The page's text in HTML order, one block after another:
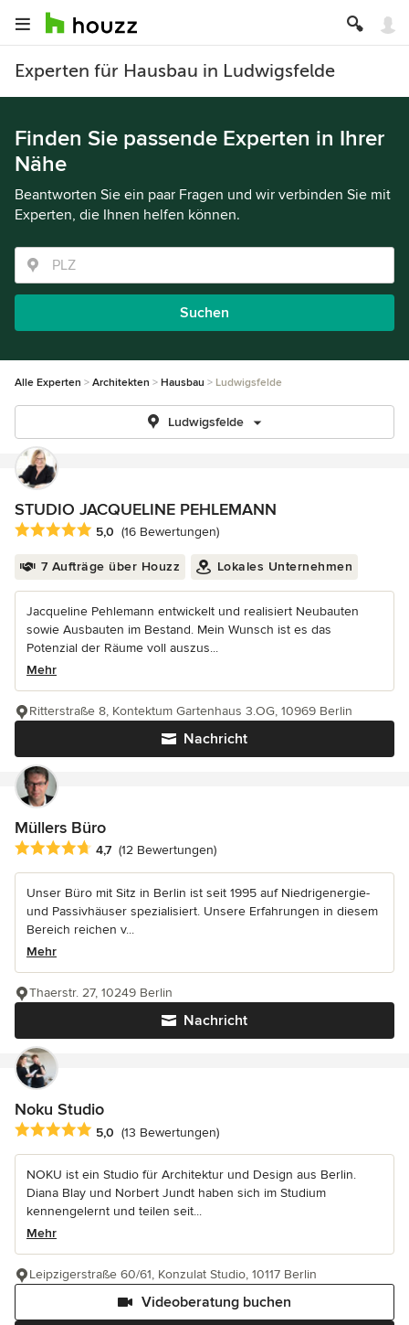
Experten für Hausbau in Ludwigsfelde
Finden Sie passende Experten in Ihrer
Nähe
Beantworten Sie ein paar Fragen und wir verbinden Sie mit
Experten, die Ihnen helfen können.
Suchen
Alle Experten Architekten Hausbau Ludwigsfelde
Ludwigsfelde
STUDIO JACQUELINE PEHLEMANN
Durchschnittliche Bewertung: 5 von 5 Sternen
5,0 (16 Bewertungen)
7 Aufträge über Houzz Lokales Unternehmen
Jacqueline Pehlemann entwickelt und realisiert Neubauten
sowie Ausbauten im Bestand. Mein Wunsch ist es das
Potenzial der Räume voll auszus...
Mehr
Nachricht
Ritterstraße 8, Kontektum Gartenhaus 3.OG, 10969 Berlin
Müllers Büro
Durchschnittliche Bewertung: 4.7 von 5 Sternen
4,7 (12 Bewertungen)
Unser Büro mit Sitz in Berlin ist seit 1995 auf Niedrigenergie-
und Passivhäuser spezialisiert. Unsere Erfahrungen in diesem
Bereich reichen v...
Mehr
Nachricht
Thaerstr. 27, 10249 Berlin
Noku Studio
Durchschnittliche Bewertung: 5 von 5 Sternen
5,0 (13 Bewertungen)
NOKU ist ein Studio für Architektur und Design aus Berlin.
Diana Blay und Norbert Jundt haben sich im Studium
kennengelernt und teilen seit...
Mehr
Videoberatung buchen
Leipzigerstraße 60/61, Konzulat Studio, 10117 Berlin